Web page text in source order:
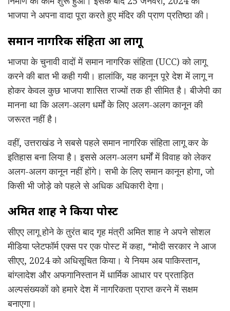
भाजपा ने अपना वादा पूरा करते हुए मंदिर की प्राण प्रतिष्ठा की।
समान नागरिक संहिता हुआ लागू
भाजपा के चुनावी वादों में समान नागरिक संहिता (UCC) को लागू
करने की बात भी कही गयी। हालांकि, यह कानून पूरे देश में लागू न
होकर केवल कुछ भाजपा शासित राज्यों तक ही सीमित है। बीजेपी का
मानना था कि अलग-अलग धर्मों के लिए अलग-अलग कानून की
जरूरत नहीं है।
वहीं, उत्तराखंड ने सबसे पहले समान नागरिक संहिता लागू कर के
इतिहास बना लिया है। इससे अलग-अलग धर्मों में विवाह को लेकर
अलग-अलग कानून नहीं होंगे। सभी के लिए समान कानून होगा, जो
किसी भी जोड़े को पहले से अधिक अधिकारी देगा।
अमित शाह ने किया पोस्ट
सीएए लागू होने के तुरंत बाद गृह मंत्री अमित शाह ने अपने सोशल
मीडिया प्लेटफॉर्म एक्स पर एक पोस्ट में कहा, “मोदी सरकार ने आज
सीएए, 2024 को अधिसूचित किया। ये नियम अब पाकिस्तान,
बांग्लादेश और अफगानिस्तान में धार्मिक आधार पर प्रताड़ित
अल्पसंख्यकों को हमारे देश में नागरिकता प्राप्त करने में सक्षम
बनाएगा।